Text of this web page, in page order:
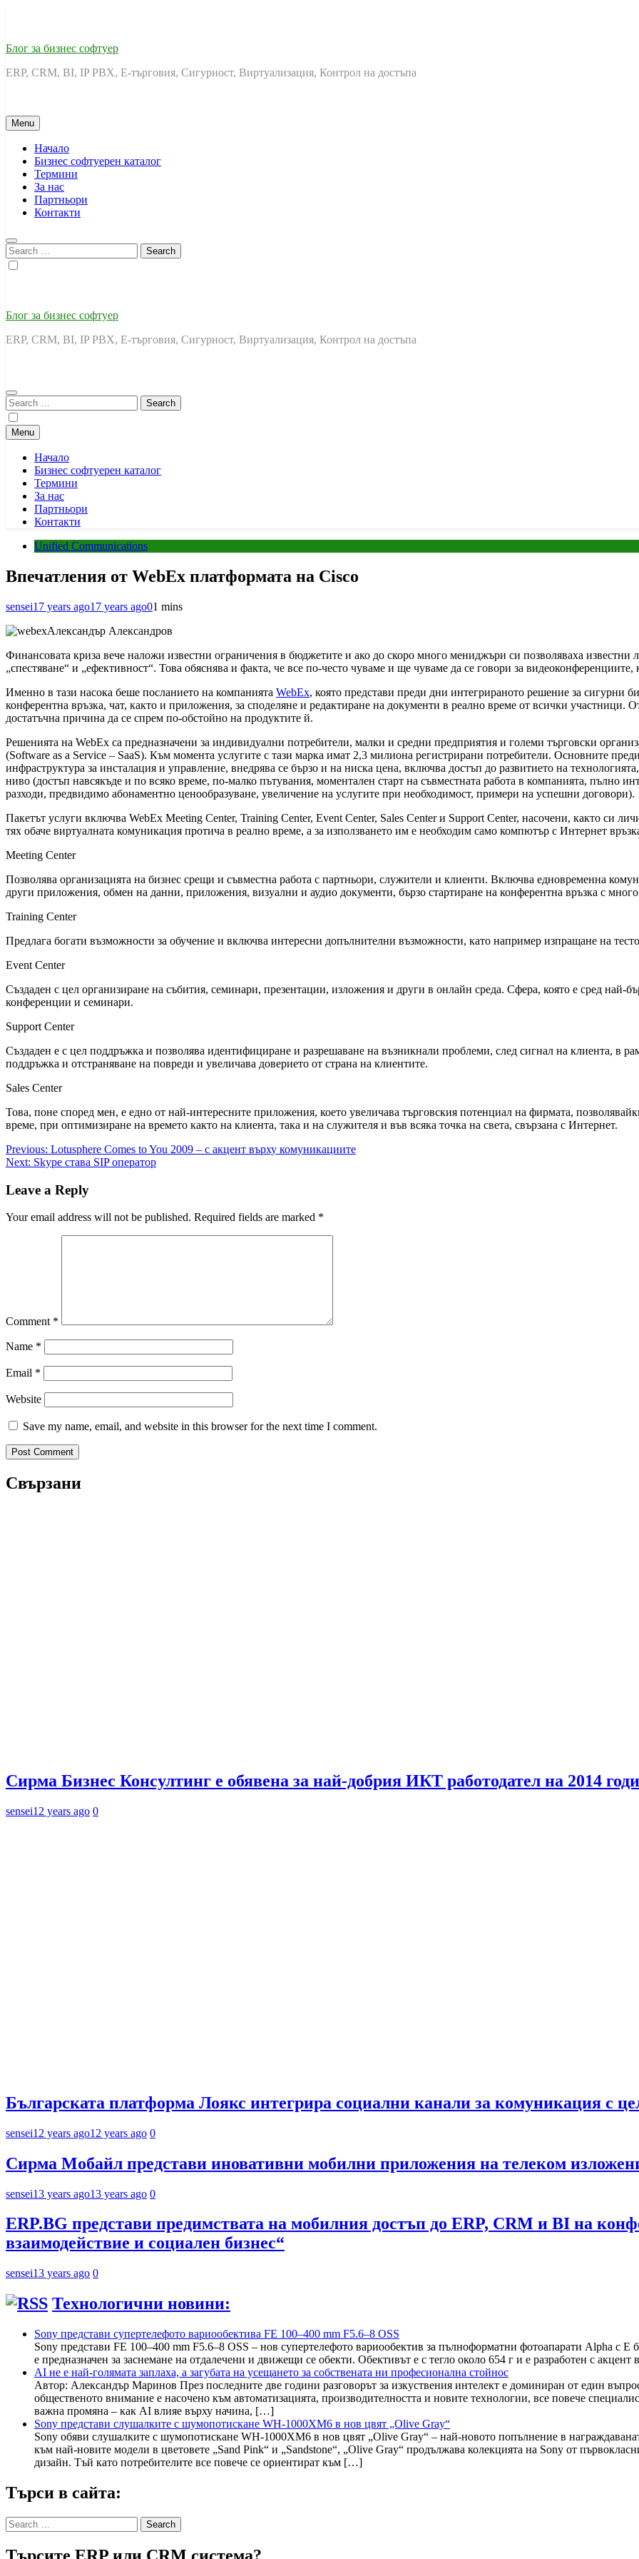
Блог за бизнес софтуер
ERP, CRM, BI, IP PBX, Е-търговия, Сигурност, Виртуализация, Контрол на достъпа
Menu
Начало
Бизнес софтуерен каталог
Термини
За нас
Партньори
Контакти
Search
for:
Блог за бизнес софтуер
ERP, CRM, BI, IP PBX, Е-търговия, Сигурност, Виртуализация, Контрол на достъпа
Search
for:
Menu
Начало
Бизнес софтуерен каталог
Термини
За нас
Партньори
Контакти
Unified Communications
Впечатления от WebEx платформата на Cisco
sensei17 years ago17 years ago01 mins
Александър Александров
Финансовата криза вече наложи известни ограничения в бюджетите и ако до скоро много мениджъри си позволяваха известни
„спестяване“ и „ефективност“. Това обяснява и факта, че все по-често чуваме и ще чуваме да се говори за
Именно в тази насока беше посланието на компанията WebEx, която представи преди дни интегрираното решение за сигурни
конферентна връзка, чат, както и приложения, за споделяне и редактиране на документи в реално време от всички участници.
достатъчна причина да се спрем по-обстойно на продуктите й.
Решенията на WebEx са предназначени за индивидуални потребители, малки и средни предприятия и големи търговски
(Software as a Service – SaaS). Към момента услугите с тази марка имат 2,3 милиона регистрирани потребители. Основните
инфраструктура за инсталация и управление, внедрява се бързо и на ниска цена, включва достъп до развитието на
ниво (достъп навсякъде и по всяко време, по-малко пътувания, моментален старт на съвместната работа в компанията, пълно
разходи, предвидимо абонаментно ценообразуване, увеличение на услугите при необходимост, примери на успешни договори).
Пакетът услуги включва WebEx Meeting Center, Training Center, Event Center, Sales Center и Support Center, насочени, както си
тях обаче виртуалната комуникация протича в реално време, а за използването им е необходим само компютър с Интернет
Meeting Center
Позволява организацията на бизнес срещи и съвместна работа с партньори, служители и клиенти. Включва едновременна
други приложения, обмен на данни, приложения, визуални и аудио документи, бързо стартиране на конферентна връзка с
Training Center
Предлага богати възможности за обучение и включва интересни допълнителни възможности, като например изпращане на
Event Center
Създаден с цел организиране на събития, семинари, презентации, изложения и други в онлайн среда. Сфера, която е сред най-
конференции и семинари.
Support Center
Създаден е с цел поддръжка и позволява идентифициране и разрешаване на възникнали проблеми, след сигнал на клиента, в
поддръжка и отстраняване на повреди и увеличава доверието от страна на клиентите.
Sales Center
Това, поне според мен, е едно от най-интересните приложения, което увеличава търговския потенциал на фирмата,
време, при оптимизиране на времето както на клиента, така и на служителя и във всяка точка на света, свързана с Интернет.
Post
navigation
Previous: Lotusphere Comes to You 2009 – с акцент върху комуникациите
Next: Skype става SIP оператор
Leave a Reply
Your email address will not be published. Required fields are marked *
Comment *
Name *
Email *
Website
Save my name, email, and website in this browser for the next time I comment.
Свързани
Сирма Бизнес Консултинг е обявена за най-добрия ИКТ работодател на 2014
sensei12 years ago 0
Българската платформа Лоякс интегрира социални канали за комуникация с
sensei12 years ago12 years ago 0
Сирма Мобайл представи иновативни мобилни приложения на телеком
sensei13 years ago13 years ago 0
ERP.BG представи предимствата на мобилния достъп до ERP, CRM и BI на
взаимодействие и социален бизнес“
sensei13 years ago 0
Технологични новини:
Sony представи супертелефото вариообектива FE 100–400 mm F5.6–8 OSS
Sony представи FE 100–400 mm F5.6–8 OSS – нов супертелефото вариообектив за пълноформатни фотоапарати Alpha с
е предназначен за заснемане на отдалечени и движещи се обекти. Обективът е с тегло около 654 г и е разработен с
AI не е най-голямата заплаха, а загубата на усещането за собствената ни професионална стойнос
Автор: Александър Маринов През последните две години разговорът за изкуствения интелект е доминиран от един
общественото внимание е насочено към автоматизацията, производителността и новите технологии, все повече
важна промяна – как AI влияе върху начина, […]
Sony представи слушалките с шумопотискане WH-1000XM6 в нов цвят „Olive Gray“
Sony обяви слушалките с шумопотискане WH-1000XM6 в нов цвят „Olive Gray“ – най-новото попълнение в
към най-новите модели в цветовете „Sand Pink“ и „Sandstone“, „Olive Gray“ продължава колекцията на Sony от
дизайн. Тъй като потребителите все повече се ориентират към […]
Търси в сайта:
Search
for: